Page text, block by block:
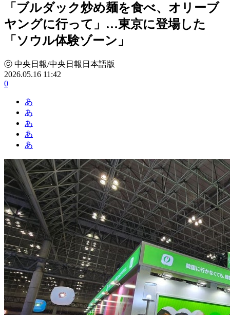
「ブルダック炒め麺を食べ、オリーブ
ヤングに行って」…東京に登場した
「ソウル体験ゾーン」
ⓒ 中央日報/中央日報日本語版
2026.05.16 11:42
0
あ
あ
あ
あ
あ